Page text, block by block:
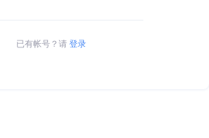
已有帐号？请 登录